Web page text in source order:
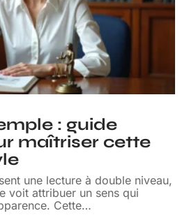
: guide
maîtriser cette
une lecture à double niveau,
voit attribuer un sens qui
Cette…